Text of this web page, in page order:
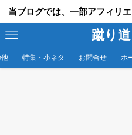
当ブログでは、一部アフィリ
蹴り
特集・小ネタ お問合せ ホ